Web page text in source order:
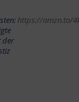
der
https://amzn.to/